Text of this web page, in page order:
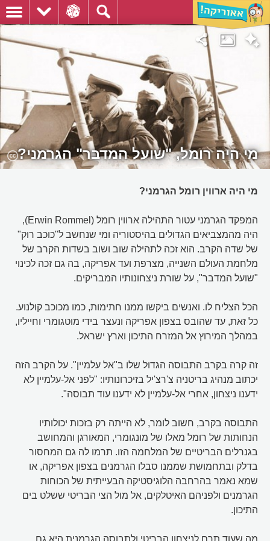
מי היה רומל, "שועל המדבר" הגרמני?
מי היה ארווין רומל הגרמני?
המפקד הגרמני עטור התהילה ארווין רומל (Erwin Rommel),
היה מהמצביאים הגדולים בהיסטוריה ומי שנחשב ל"כוכב רוק"
של שדה הקרב. הוא זכה לתהילה שוב ושוב בשדות הקרב של
מלחמת העולם השנייה, מצרפת ועד אפריקה, בה גם זכה לכינוי
"שועל המדבר", על שורת ניצחונותיו המבריקים.
הכל הצליח לו. ואנשים ביקשו ממנו חתימות, כמו מכוכב קולנוע.
כל זאת, עד שהובס בצפון אפריקה ונעצר בידי מוטגומרי וחייליו,
במהלך המירוץ אל המזרח התיכון וארץ ישראל.
זה קרה בקרב התבוסה הגדול שלו ב"אל עלמיין". על הקרב הזה
יכתוב מנהיג בריטניה צ'רצ'יל בזיכרונותיו: "לפני אל-עלמיין לא
ידענו ניצחון, אחרי אל-עלמיין לא ידענו עוד תבוסה".
התבוסה בקרב, חשוב לומר, לא הייתה רק בזכות יכולותיו
הנחותות של רומל מאלו של מונגומרי, המאורגן והמחושב
בגנרלים הבריטיים של המלחמה הזו. תרמו לה גם המחסור
בדלק ובתחמושת שממנו סבלו הגרמנים בצפון אפריקה, או
שמא נאמר בהרחבה הלוגיסטיקה הבעייתית של הכוחות
הגרמנים ולפניהם האיטלקים, אל מול הצי הבריטי ששלט בים
התיכון.
מה שעוד תרם לניצחון הבריטי ולתבוסה הגרמנית היא גם